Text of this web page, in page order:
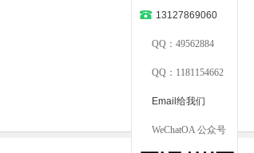
13127869060
QQ：49562884
QQ：1181154662
Email给我们
WeChatOA 公众号